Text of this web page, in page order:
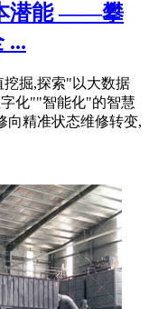
潜能 ——攀
...
掘,探索"以大数据
化""智能化"的智慧
向精准状态维修转变,